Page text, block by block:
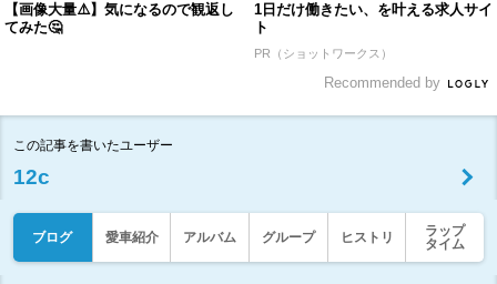
【画像大量⚠️】気になるので観返し
てみた🤔
1日だけ働きたい、を叶える求人サイ
ト
PR（ショットワークス）
Recommended by
この記事を書いたユーザー
12c
ブログ 愛車紹介 アルバム グループ ヒストリ
ラップ
タイム